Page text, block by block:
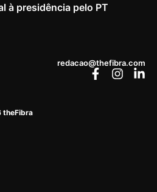
à presidência pelo PT
redacao@thefibra.com